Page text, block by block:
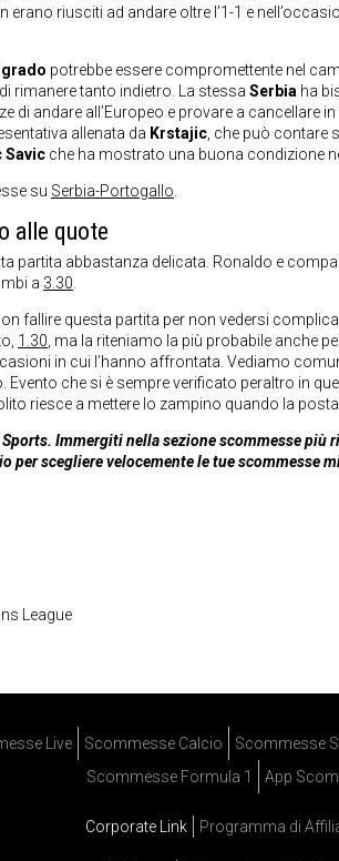
erano riusciti ad andare oltre l’1-1 e
potrebbe essere compromettente nel
rimanere tanto indietro. La stessa Serbia ha
di andare all’Europeo e provare a cancellare
allenata da Krstajic , che può contare
Savic che ha mostrato una buona condizione
su Serbia-Portogallo
alle quote
partita abbastanza delicata. Ronaldo e
a 3.30
fallire questa partita per non vedersi
1.30 , ma la riteniamo la più probabile anche
in cui l’hanno affrontata. Vediamo
che si è sempre verificato peraltro in
riesce a mettere lo zampino quando la
Immergiti nella sezione scommesse più
per scegliere velocemente le tue scommesse
League
Live Scommesse Calcio Scommesse
Scommesse Formula 1
App
Corporate Link Programma di